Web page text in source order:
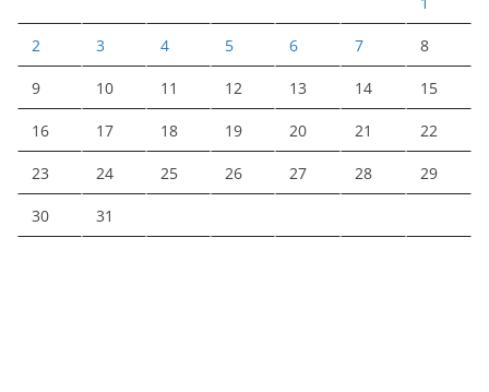
2 3 4 5 6 7 8
9 10 11 12 13 14 15
16 17 18 19 20 21 22
23 24 25 26 27 28 29
30 31